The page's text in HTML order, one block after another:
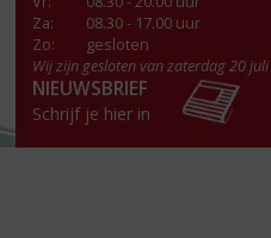
Za:
08.30 - 17.00 uur
Zo:
gesloten
Wij zijn gesloten van zaterdag 20
NIEUWSBRIEF
Schrijf je hier in